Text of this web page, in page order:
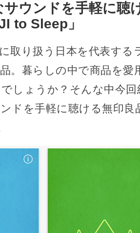
サウンドを手軽に聴
to Sleep」
取り扱う日本を代表する
。暮らしの中で商品を愛
しょうか？そんな中今
ドを手軽に聴ける無印良